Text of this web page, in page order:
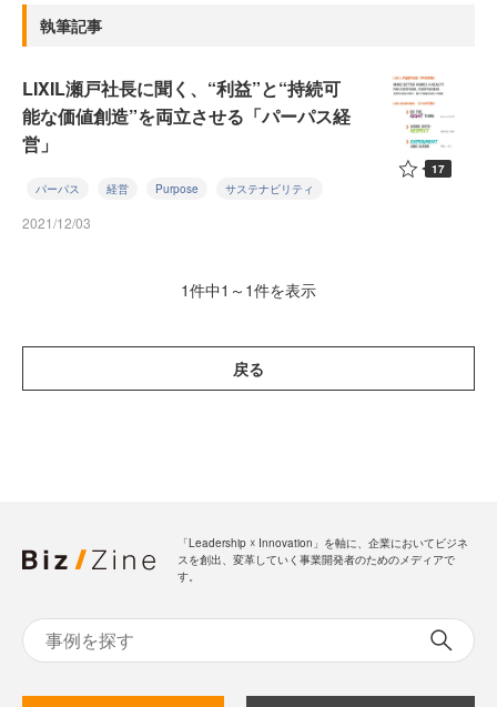
執筆記事
LIXIL瀬戸社長に聞く、“利益”と“持続可
能な価値創造”を両立させる「パーパス経
営」
パーパス 経営 Purpose サステナビリティ
2021/12/03
17
1件中1～1件を表示
戻る
「Leadership ☓ Innovation」を軸に、企業においてビジネ
スを創出、変革していく事業開発者のためのメディアで
す。